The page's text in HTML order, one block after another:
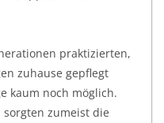
praktizierten,
zuhause gepflegt
kaum noch möglich.
sorgten zumeist die